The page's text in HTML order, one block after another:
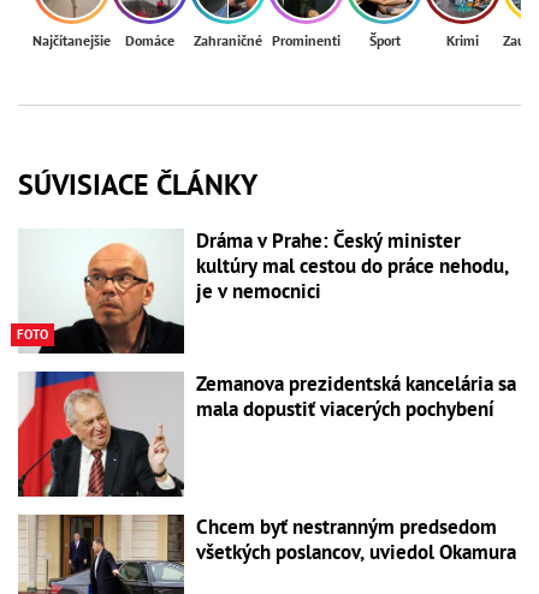
Najčítanejšie Domáce Zahraničné Prominenti Šport Krimi
SÚVISIACE ČLÁNKY
FOTO
Dráma v Prahe: Český minister
kultúry mal cestou do práce nehodu,
je v nemocnici
Zemanova prezidentská kancelária sa
mala dopustiť viacerých pochybení
Chcem byť nestranným predsedom
všetkých poslancov, uviedol Okamura